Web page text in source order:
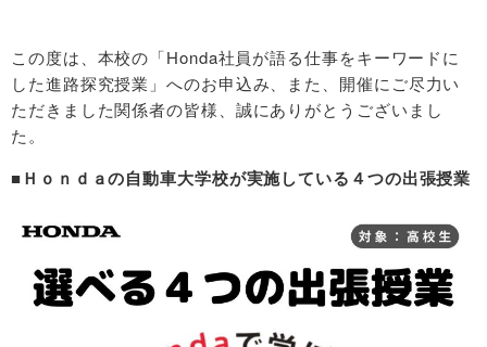
この度は、本校の「Honda社員が語る仕事をキーワードに
した進路探究授業」へのお申込み、また、開催にご尽力い
ただきました関係者の皆様、誠にありがとうございまし
た。
■Ｈｏｎｄａの自動車大学校が実施している４つの出張授業